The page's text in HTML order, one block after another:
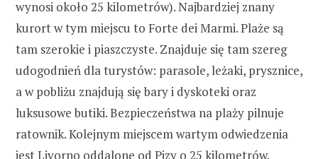
wynosi około 25 kilometrów). Najbardziej znany
kurort w tym miejscu to Forte dei Marmi. Plaże są
tam szerokie i piaszczyste. Znajduje się tam szereg
udogodnień dla turystów: parasole, leżaki, prysznice,
a w pobliżu znajdują się bary i dyskoteki oraz
luksusowe butiki. Bezpieczeństwa na plaży pilnuje
ratownik. Kolejnym miejscem wartym odwiedzenia
jestLivorno oddalone od Pizy o 25 kilometrów.